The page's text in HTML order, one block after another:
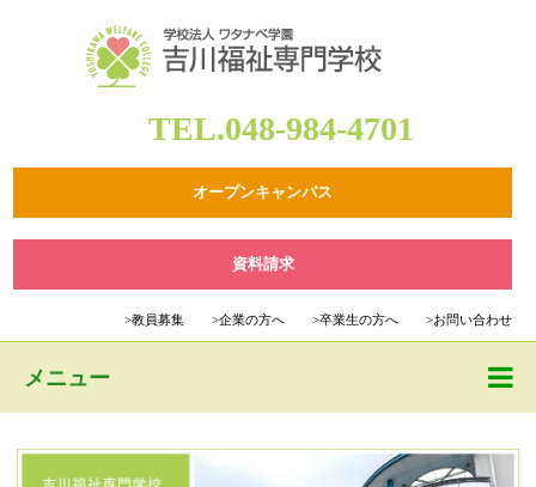
TEL.048-984-4701
オープンキャンパス
資料請求
>教員募集 >企業の方へ >卒業生の方へ >お問い合わせ
メニュー